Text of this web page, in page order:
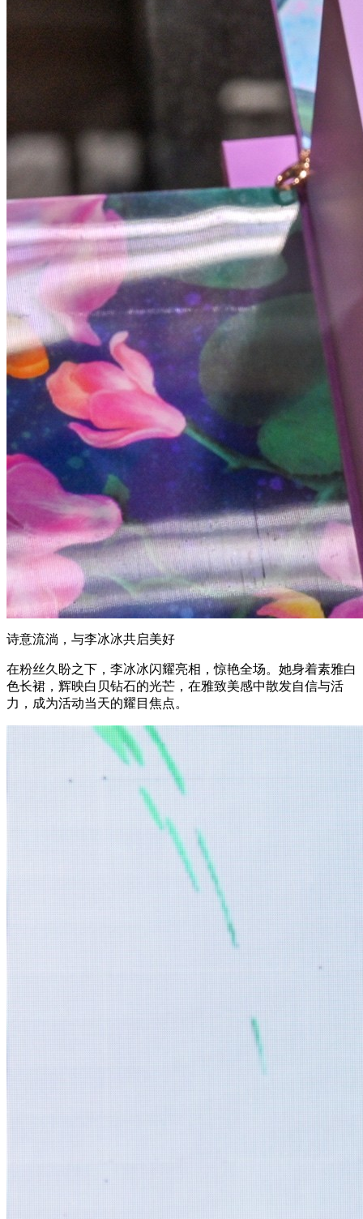
诗意流淌，与李冰冰共启美好
在粉丝久盼之下，李冰冰闪耀亮相，惊艳全场。她身着素雅白
色长裙，辉映白贝钻石的光芒，在雅致美感中散发自信与活
力，成为活动当天的耀目焦点。